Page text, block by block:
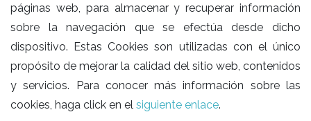
páginas web, para almacenar y recuperar información
sobre la navegación que se efectúa desde dicho
dispositivo. Estas Cookies son utilizadas con el único
propósito de mejorar la calidad del sitio web, contenidos
y servicios. Para conocer más información sobre las
cookies, haga click en el siguiente enlace.